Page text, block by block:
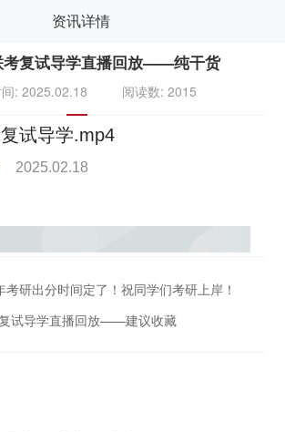
资讯详情
考复试导学直播回放——纯干货
: 2025.02.18 阅读数: 2015
研出分时间定了！祝同学们考研上岸！
试导学直播回放——建议收藏